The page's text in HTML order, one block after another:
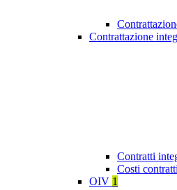
Contrattazione
Contratti
Costi
OIV 1